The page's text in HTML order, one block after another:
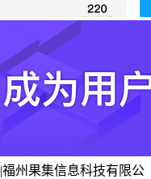
|福州果集信息科技有限公